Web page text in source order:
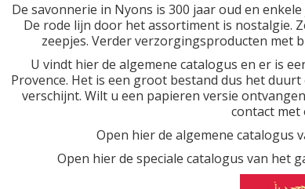
De savonnerie in Nyons is 300 jaar oud en
De rode lijn door het assortiment is nostalgie.
zeepjes. Verder verzorgingsproducten met
U vindt hier de algemene catalogus en er is
Provence. Het is een groot bestand dus het
verschijnt. Wilt u een papieren versie
contact met
Open hier de algemene catalogus
Open hier de speciale catalogus van het